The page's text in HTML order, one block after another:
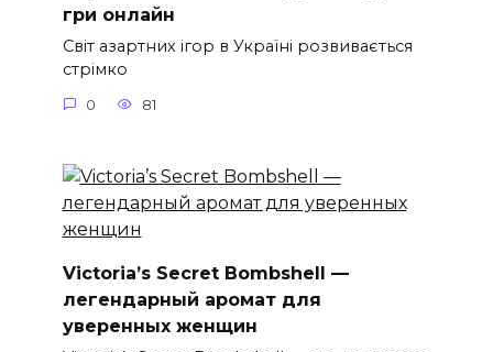
гри онлайн
Світ азартних ігор в Україні розвивається
стрімко
0 81
Victoria’s Secret Bombshell —
легендарный аромат для
уверенных женщин